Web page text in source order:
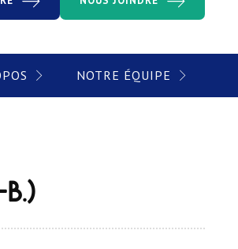
NOTRE ÉQUIPE